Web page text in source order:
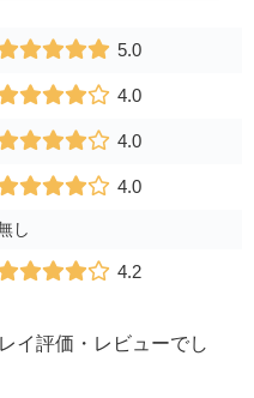
5.0
4.0
4.0
4.0
し
4.2
イ評価・レビューでし